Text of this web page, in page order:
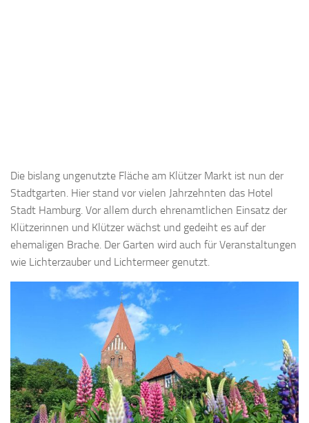
Die bislang ungenutzte Fläche am Klützer Markt ist nun der
Stadtgarten. Hier stand vor vielen Jahrzehnten das Hotel
Stadt Hamburg. Vor allem durch ehrenamtlichen Einsatz der
Klützerinnen und Klützer wächst und gedeiht es auf der
ehemaligen Brache. Der Garten wird auch für Veranstaltungen
wie Lichterzauber und Lichtermeer genutzt.